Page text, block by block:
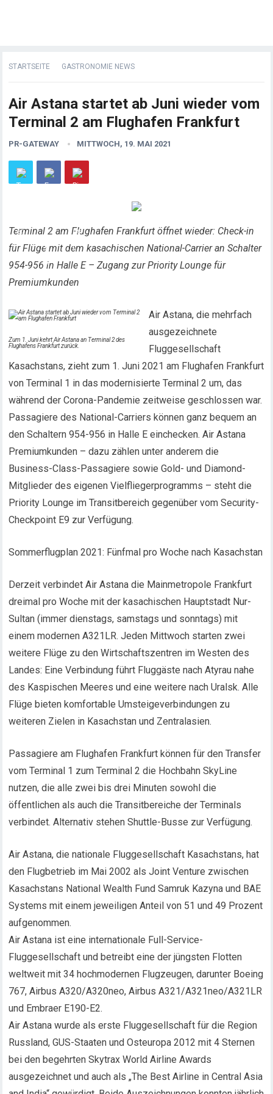
STARTSEITE GASTRONOMIE NEWS
Air Astana startet ab Juni wieder vom
Terminal 2 am Flughafen Frankfurt
PR-GATEWAY MITTWOCH, 19. MAI 2021
Terminal 2 am Flughafen Frankfurt öffnet wieder: Check-in
für Flüge mit dem kasachischen National-Carrier an Schalter
954-956 in Halle E – Zugang zur Priority Lounge für
Premiumkunden
Zum 1. Juni kehrt Air Astana an Terminal 2 des
Flughafens Frankfurt zurück.
Air Astana, die mehrfach
ausgezeichnete
Fluggesellschaft
Kasachstans, zieht zum 1. Juni 2021 am Flughafen Frankfurt
von Terminal 1 in das modernisierte Terminal 2 um, das
während der Corona-Pandemie zeitweise geschlossen war.
Passagiere des National-Carriers können ganz bequem an
den Schaltern 954-956 in Halle E einchecken. Air Astana
Premiumkunden – dazu zählen unter anderem die
Business-Class-Passagiere sowie Gold- und Diamond-
Mitglieder des eigenen Vielfliegerprogramms – steht die
Priority Lounge im Transitbereich gegenüber vom Security-
Checkpoint E9 zur Verfügung.
Sommerflugplan 2021: Fünfmal pro Woche nach Kasachstan
Derzeit verbindet Air Astana die Mainmetropole Frankfurt
dreimal pro Woche mit der kasachischen Hauptstadt Nur-
Sultan (immer dienstags, samstags und sonntags) mit
einem modernen A321LR. Jeden Mittwoch starten zwei
weitere Flüge zu den Wirtschaftszentren im Westen des
Landes: Eine Verbindung führt Fluggäste nach Atyrau nahe
des Kaspischen Meeres und eine weitere nach Uralsk. Alle
Flüge bieten komfortable Umsteigeverbindungen zu
weiteren Zielen in Kasachstan und Zentralasien.
Passagiere am Flughafen Frankfurt können für den Transfer
vom Terminal 1 zum Terminal 2 die Hochbahn SkyLine
nutzen, die alle zwei bis drei Minuten sowohl die
öffentlichen als auch die Transitbereiche der Terminals
verbindet. Alternativ stehen Shuttle-Busse zur Verfügung.
Air Astana, die nationale Fluggesellschaft Kasachstans, hat
den Flugbetrieb im Mai 2002 als Joint Venture zwischen
Kasachstans National Wealth Fund Samruk Kazyna und BAE
Systems mit einem jeweiligen Anteil von 51 und 49 Prozent
aufgenommen.
Air Astana ist eine internationale Full-Service-
Fluggesellschaft und betreibt eine der jüngsten Flotten
weltweit mit 34 hochmodernen Flugzeugen, darunter Boeing
767, Airbus A320/A320neo, Airbus A321/A321neo/A321LR
und Embraer E190-E2.
Air Astana wurde als erste Fluggesellschaft für die Region
Russland, GUS-Staaten und Osteuropa 2012 mit 4 Sternen
bei den begehrten Skytrax World Airline Awards
ausgezeichnet und auch als „The Best Airline in Central Asia